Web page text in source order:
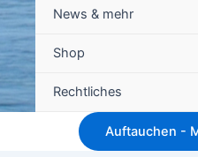
News & mehr
Shop
Rechtliches
Auftauchen -